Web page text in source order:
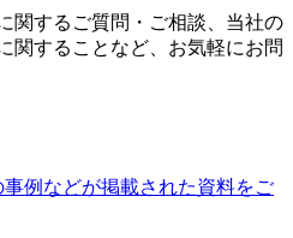
関するご質問・ご相談、当社の
関することなど、お気軽にお問
例などが掲載された資料をご